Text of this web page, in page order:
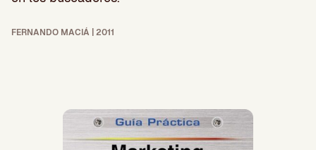
FERNANDO MACIÁ | 2011